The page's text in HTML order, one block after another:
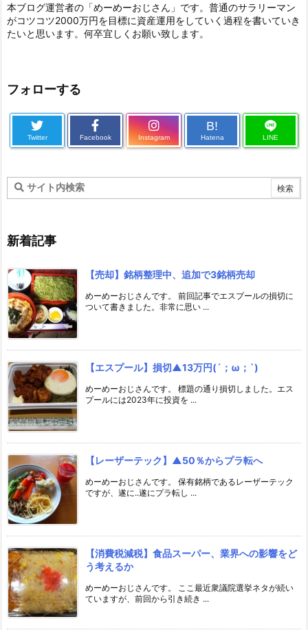
本ブログ運営者の「めーめーおじさん」です。普通のサラリーマン
がコツコツ2000万円を目標に資産運用をしていく過程を書いていき
たいと思います。何卒宜しくお願い致します。
フォローする
Twitter Facebook Instagram
B!
Hatena LINE
新着記事
【売却】銘柄整理中、追加で3銘柄売却
めーめーおじさんです。 前回記事でエスプールの損切に
ついて書きました。非常に思い ...
【エスプール】損切▲13万円(´；ω；`)
めーめーおじさんです。 標題の通り損切しました。エス
プールには2023年に投資を ...
【レーザーテック】▲50％からプラ転へ
めーめーおじさんです。 保有銘柄であるレーザーテック
ですが、遂に..遂にプラ転し ...
【消費税減税】食品スーパー、業界への影響をど
う考えるか
めーめーおじさんです。 ここ最近衆議院選挙ネタが続い
ていますが、前回から引き続き ...